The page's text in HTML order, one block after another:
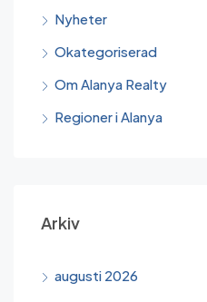
Nyheter
Okategoriserad
Om Alanya Realty
Regioner i Alanya
Arkiv
augusti 2026